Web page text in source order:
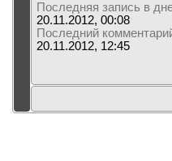
Последняя запись в
20.11.2012, 00:08
Последний
20.11.2012, 12:45